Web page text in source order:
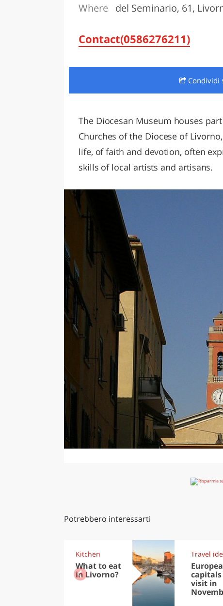
LAZIO
Where del Seminario, 61,
Contact(0586276211)
Condividi
The Diocesan Museum houses
Churches of the Diocese of
life, of faith and devotion, often
skills of local artists and artisans.
Potrebbero interessarti
Kitchen
What to eat
in Livorno?
Travel
visit in